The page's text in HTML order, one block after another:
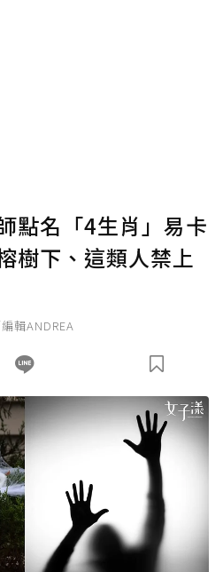
確認送出
：0點；前往 購買點數
點名「4生肖」易卡
樹下、這類人禁上
輯ANDREA